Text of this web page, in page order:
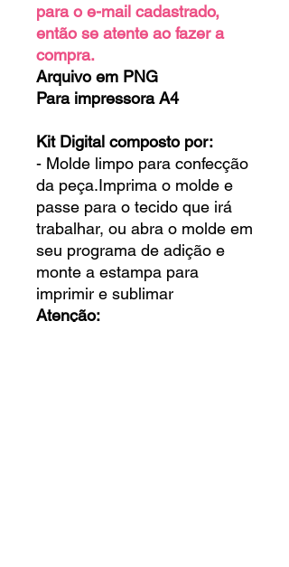
para o e-mail cadastrado,
então se atente ao fazer a
compra.
Arquivo em PNG
Para impressora A4
Kit Digital composto por:
- Molde limpo para confecção
da peça.Imprima o molde e
passe para o tecido que irá
trabalhar, ou abra o molde em
seu programa de adição e
monte a estampa para
imprimir e sublimar
Atenção: